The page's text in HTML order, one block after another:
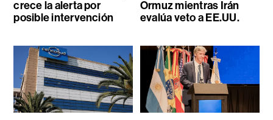
crece la alerta por
posible intervención
Ormuz mientras Irán
evalúa veto a EE.UU.